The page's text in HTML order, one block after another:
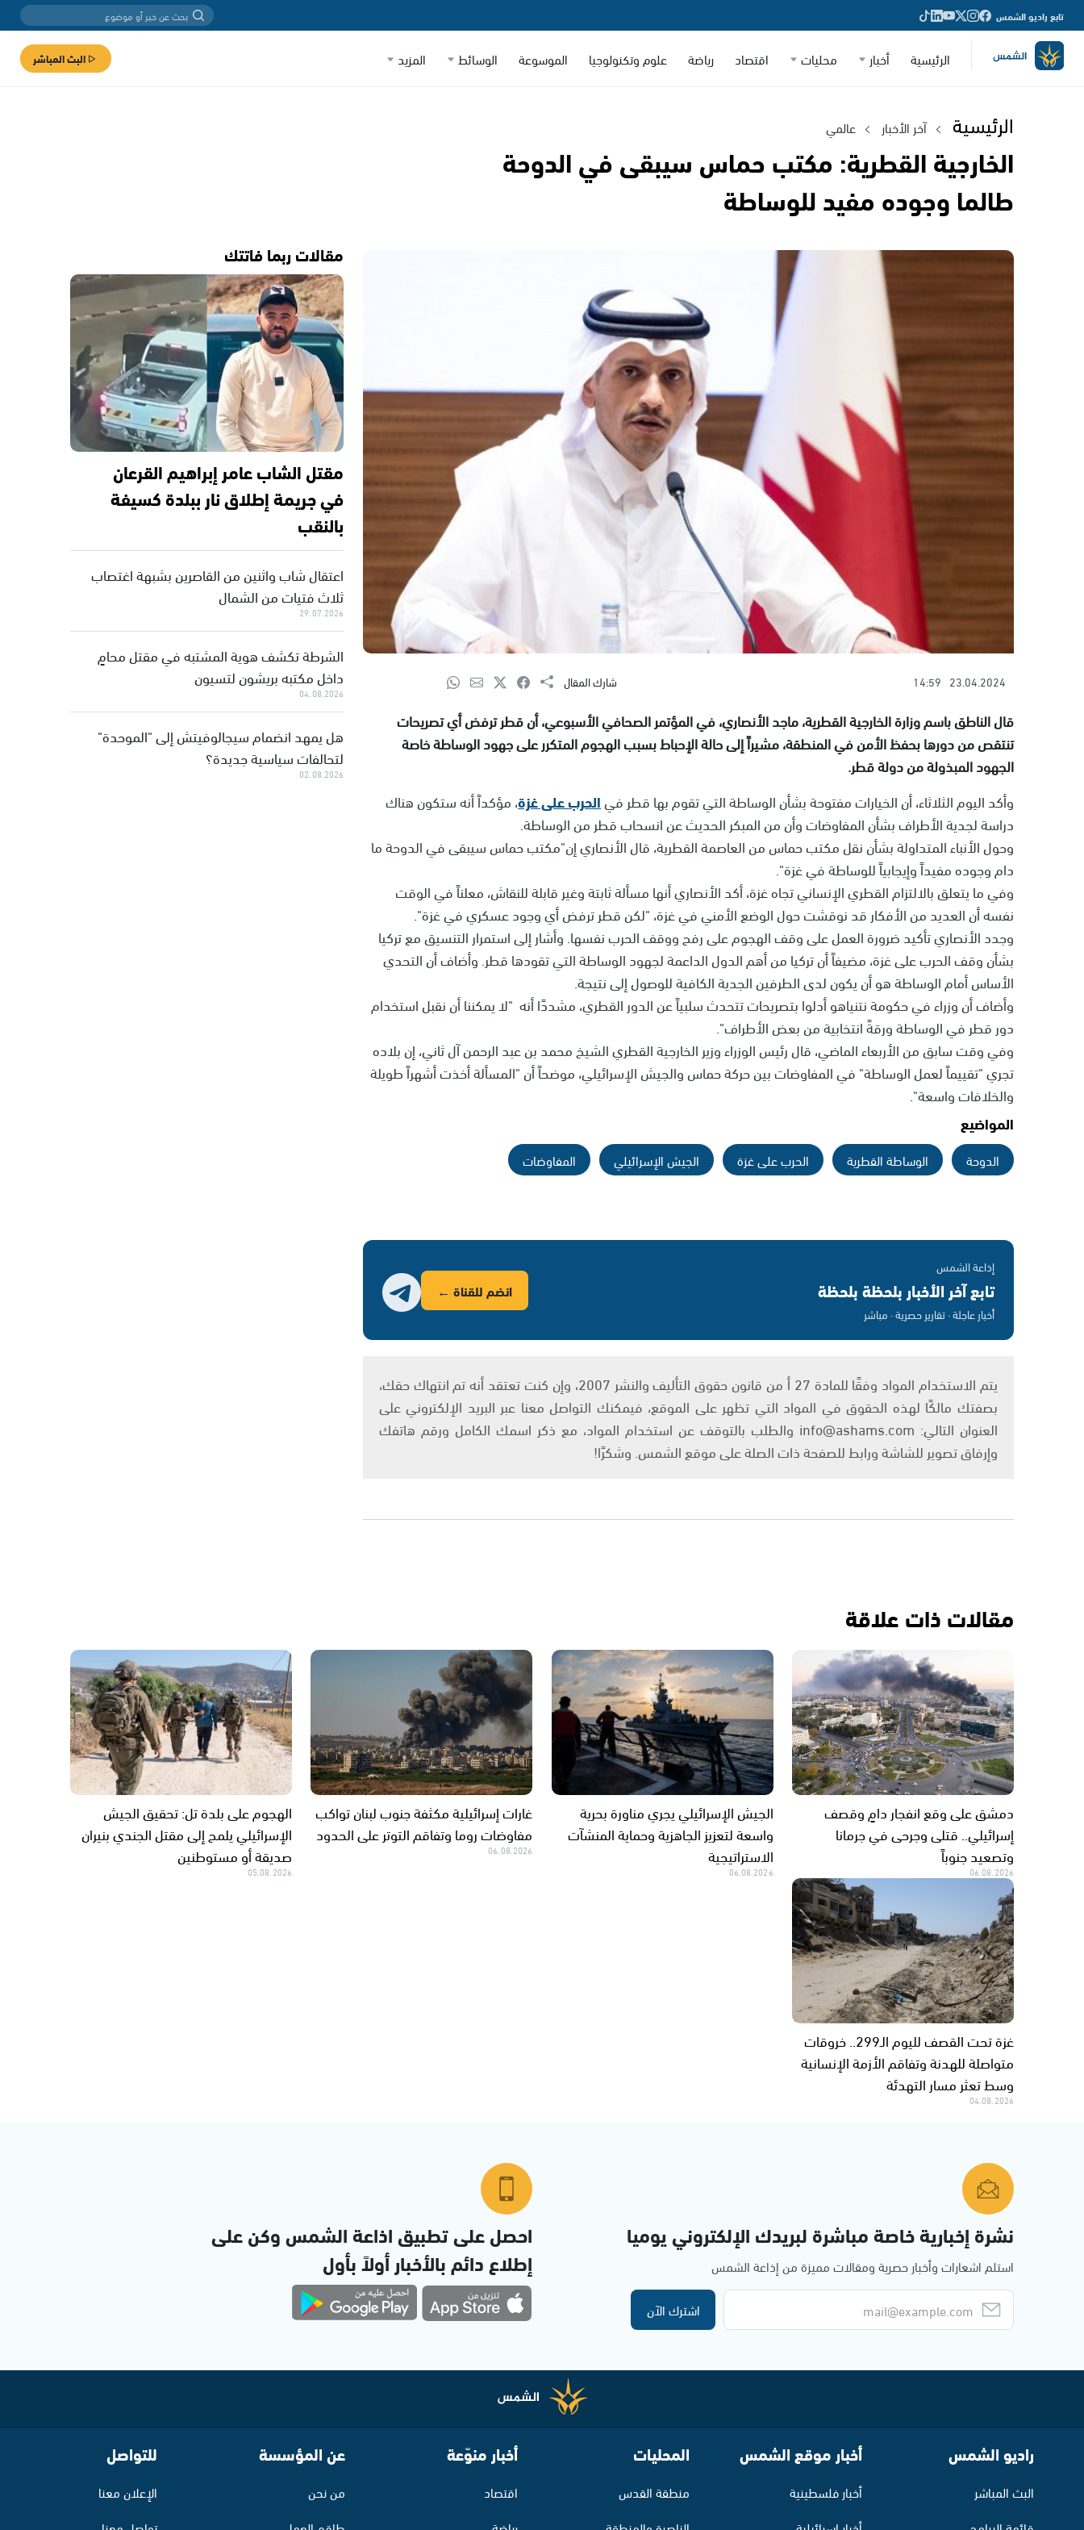
تابع راديو الشمس
الرئيسية أخبار محليات اقتصاد رياضة علوم وتكنولوجيا الموسوعة الوسائط المزيد البث المباشر
الرئيسية آخر الأخبار عالمي
الخارجية القطرية: مكتب حماس سيبقى في الدوحة
طالما وجوده مفيد للوساطة
23.04.2024
14:59 شارك المقال
قال الناطق باسم وزارة الخارجية القطرية، ماجد الأنصاري، في المؤتمر الصحافي الأسبوعي، أن قطر ترفض أي تصريحات
تنتقص من دورها بحفظ الأمن في المنطقة، مشيراً إلى حالة الإحباط بسبب الهجوم المتكرر على جهود الوساطة خاصة
الجهود المبذولة من دولة قطر.
وأكد اليوم الثلاثاء، أن الخيارات مفتوحة بشأن الوساطة التي تقوم بها قطر فيالحرب على غزة، مؤكداً أنه ستكون هناك
دراسة لجدية الأطراف بشأن المفاوضات وأن من المبكر الحديث عن انسحاب قطر من الوساطة.
وحول الأنباء المتداولة بشأن نقل مكتب حماس من العاصمة القطرية، قال الأنصاري إن"مكتب حماس سيبقى في الدوحة ما
دام وجوده مفيداً وإيجابياً للوساطة في غزة".
وفي ما يتعلق بالالتزام القطري الإنساني تجاه غزة، أكد الأنصاري أنها مسألة ثابتة وغير قابلة للنقاش، معلناً في الوقت
نفسه أن العديد من الأفكار قد نوقشت حول الوضع الأمني في غزة، "لكن قطر ترفض أي وجود عسكري في غزة".
وجدد الأنصاري تأكيد ضرورة العمل على وقف الهجوم على رفح ووقف الحرب نفسها. وأشار إلى استمرار التنسيق مع تركيا
بشأن وقف الحرب على غزة، مضيفاً أن تركيا من أهم الدول الداعمة لجهود الوساطة التي تقودها قطر. وأضاف أن التحدي
الأساس أمام الوساطة هو أن يكون لدى الطرفين الجدية الكافية للوصول إلى نتيجة.
وأضاف أن وزراء في حكومة نتنياهو أدلوا بتصريحات تتحدث سلبياً عن الدور القطري، مشددًا أنه "لا يمكننا أن نقبل استخدام
دور قطر في الوساطة ورقةً انتخابية من بعض الأطراف".
وفي وقت سابق من الأربعاء الماضي، قال رئيس الوزراء وزير الخارجية القطري الشيخ محمد بن عبد الرحمن آل ثاني، إن بلاده
تجري "تقييماً لعمل الوساطة" في المفاوضات بين حركة حماس والجيش الإسرائيلي، موضحاً أن "المسألة أخذت أشهراً طويلة
والخلافات واسعة".
المواضيع
الدوحة الوساطة القطرية الحرب على غزة الجيش الإسرائيلي المفاوضات
إذاعة الشمس
تابع آخر الأخبار بلحظة بلحظة
أخبار عاجلة · تقارير حصرية · مباشر
انضم للقناة ←
يتم الاستخدام المواد وفقًا للمادة 27 أ من قانون حقوق التأليف والنشر 2007، وإن كنت تعتقد أنه تم انتهاك حقك،
بصفتك مالكًا لهذه الحقوق في المواد التي تظهر على الموقع، فيمكنك التواصل معنا عبر البريد الإلكتروني على
العنوان التالي: info@ashams.com والطلب بالتوقف عن استخدام المواد، مع ذكر اسمك الكامل ورقم هاتفك
وإرفاق تصوير للشاشة ورابط للصفحة ذات الصلة على موقع الشمس. وشكرًا!
مقالات ربما فاتتك
مقتل الشاب عامر إبراهيم القرعان
في جريمة إطلاق نار ببلدة كسيفة
بالنقب
اعتقال شاب واثنين من القاصرين بشبهة اغتصاب
ثلاث فتيات من الشمال
29.07.2026
الشرطة تكشف هوية المشتبه في مقتل محامٍ
داخل مكتبه بريشون لتسيون
04.08.2026
هل يمهد انضمام سيجالوفيتش إلى "الموحدة"
لتحالفات سياسية جديدة؟
02.08.2026
مقالات ذات علاقة
دمشق على وقع انفجار دامٍ وقصف
إسرائيلي.. قتلى وجرحى في جرمانا
وتصعيد جنوباً
06.08.2026
الجيش الإسرائيلي يجري مناورة بحرية
واسعة لتعزيز الجاهزية وحماية المنشآت
الاستراتيجية
06.08.2026
غارات إسرائيلية مكثفة جنوب لبنان تواكب
مفاوضات روما وتفاقم التوتر على الحدود
06.08.2026
الهجوم على بلدة تل: تحقيق الجيش
الإسرائيلي يلمح إلى مقتل الجندي بنيران
صديقة أو مستوطنين
05.08.2026
غزة تحت القصف لليوم الـ299.. خروقات
متواصلة للهدنة وتفاقم الأزمة الإنسانية
وسط تعثر مسار التهدئة
04.08.2026
نشرة إخبارية خاصة مباشرة لبريدك الإلكتروني يوميا
استلم اشعارات وأخبار حصرية ومقالات مميزة من إذاعة الشمس
اشترك الآن
احصل على تطبيق اذاعة الشمس وكن على
إطلاع دائم بالأخبار أولاً بأول
راديو الشمس
البث المباشر
أخبار موقع الشمس
أخبار فلسطينية
المحليات
منطقة القدس
أخبار منوّعة
اقتصاد
عن المؤسسة
من نحن
للتواصل
الإعلان معنا